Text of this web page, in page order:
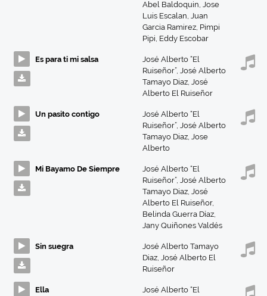
Abel Baldoquin, Jose
Luis Escalan, Juan
Garcia Ramirez, Pimpi
Pipi, Eddy Escobar
Es para ti mi salsa
José Alberto “El
Ruiseñor”, José Alberto
Tamayo Diaz, José
Alberto El Ruiseñor
Un pasito contigo
José Alberto “El
Ruiseñor”, José Alberto
Tamayo Diaz, Jose
Alberto
Mi Bayamo De Siempre
José Alberto “El
Ruiseñor”, José Alberto
Tamayo Diaz, José
Alberto El Ruiseñor,
Belinda Guerra Díaz,
Jany Quiñones Valdés
Sin suegra
José Alberto Tamayo
Diaz, José Alberto El
Ruiseñor
Ella
José Alberto “El